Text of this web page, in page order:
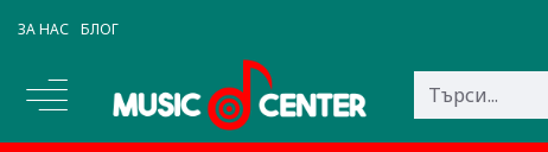
ЗА НАС БЛОГ